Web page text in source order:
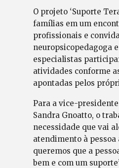
O projeto ‘Suporte
famílias em um
profissionais e
neuropsicopedagoga
especialistas
atividades conforme
apontadas pelos
Para a vice-presidente
Sandra Gnoatto, o
necessidade que vai
atendimento à pessoa
queremos que a
bem e com um